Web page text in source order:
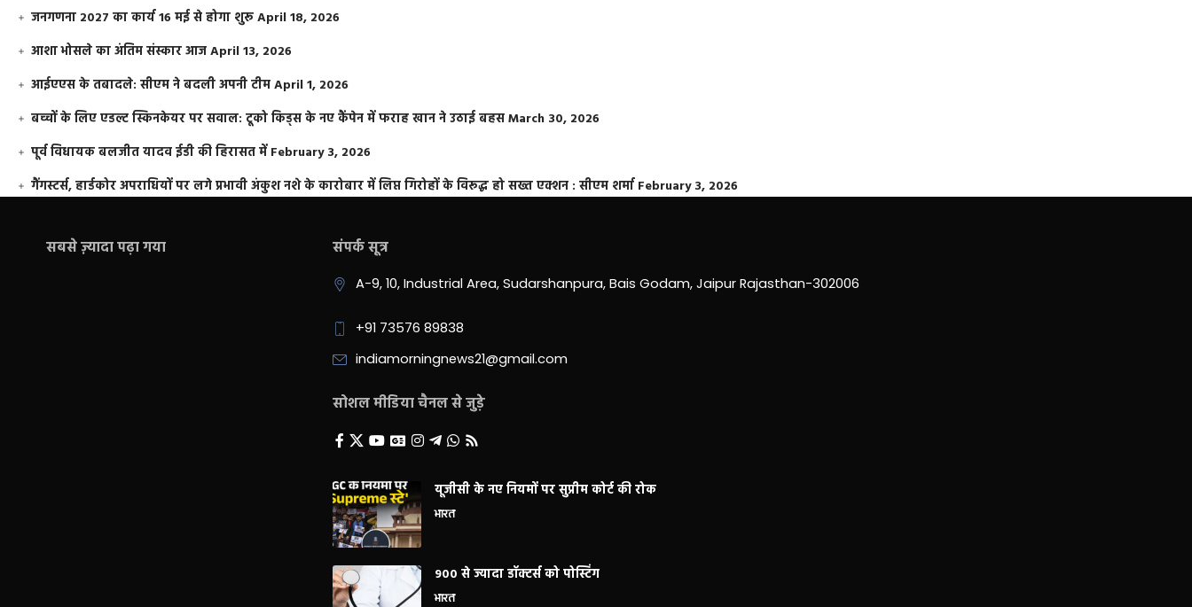
जनगणना 2027 का कार्य 16 मई से होगा शुरूApril 18, 2026
आशा भोसले का अंतिम संस्कार आजApril 13, 2026
आईएएस के तबादले: सीएम ने बदली अपनी टीमApril 1, 2026
बच्चों के लिए एडल्ट स्किनकेयर पर सवाल: टूको किड्स के नए कैंपेन में फराह खान ने उठाई बहसMarch 30, 2026
पूर्व विधायक बलजीत यादव ईडी की हिरासत में February 3, 2026
गैंगस्टर्स, हार्डकोर अपराधियों पर लगे प्रभावी अंकुश नशे के कारोबार में लिप्त गिरोहों के विरूद्ध हो सख्त एक्शन : सीएम शर्मा February 3, 2026
सबसे ज़्यादा पढ़ा गया संपर्क सूत्र
A-9, 10, Industrial Area, Sudarshanpura, Bais Godam, Jaipur Rajasthan-302006
+91 73576 89838
indiamorningnews21@gmail.com
सोशल मीडिया चैनल से जुड़े
यूजीसी के नए नियमों पर सुप्रीम कोर्ट की रोक
भारत
900 से ज्यादा डॉक्टर्स को पोस्टिंग
भारत